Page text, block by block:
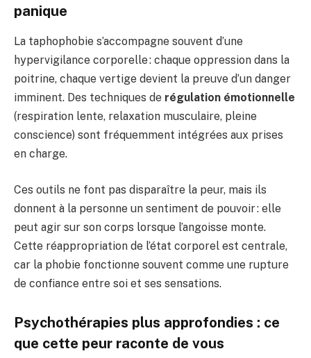
panique
La taphophobie s’accompagne souvent d’une
hypervigilance corporelle : chaque oppression dans la
poitrine, chaque vertige devient la preuve d’un danger
imminent. Des techniques de régulation émotionnelle
(respiration lente, relaxation musculaire, pleine
conscience) sont fréquemment intégrées aux prises
en charge.
Ces outils ne font pas disparaître la peur, mais ils
donnent à la personne un sentiment de pouvoir : elle
peut agir sur son corps lorsque l’angoisse monte.
Cette réappropriation de l’état corporel est centrale,
car la phobie fonctionne souvent comme une rupture
de confiance entre soi et ses sensations.
Psychothérapies plus approfondies : ce
que cette peur raconte de vous